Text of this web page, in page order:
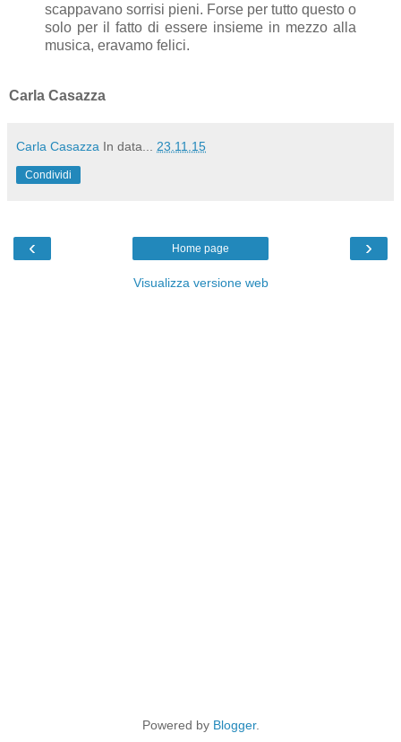
scappavano sorrisi pieni. Forse per tutto questo o
solo per il fatto di essere insieme in mezzo alla
musica, eravamo felici.
Carla Casazza
Carla Casazza In data... 23.11.15
Condividi
‹ ›
Home page
Visualizza versione web
Powered by Blogger.